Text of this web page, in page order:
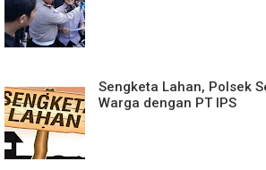
Sengketa Lahan, Polsek
Warga dengan PT IPS